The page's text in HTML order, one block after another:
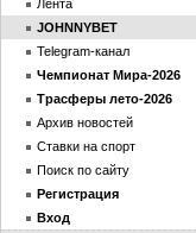
Лента
JOHNNYBET
Telegram-канал
Чемпионат Мира-2026
Трасферы лето-2026
Архив новостей
Ставки на спорт
Поиск по сайту
Регистрация
Вход